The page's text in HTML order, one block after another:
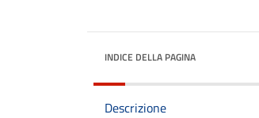
INDICE DELLA PAGINA
Descrizione